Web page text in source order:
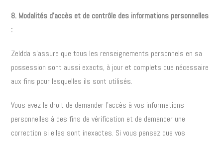
8. Modalités d’accès et de contrôle des informations personnelles
:
Zeldda s’assure que tous les renseignements personnels en sa
possession sont aussi exacts, à jour et complets que nécessaire
aux fins pour lesquelles ils sont utilisés.
Vous avez le droit de demander l’accès à vos informations
personnelles à des fins de vérification et de demander une
correction si elles sont inexactes. Si vous pensez que vos